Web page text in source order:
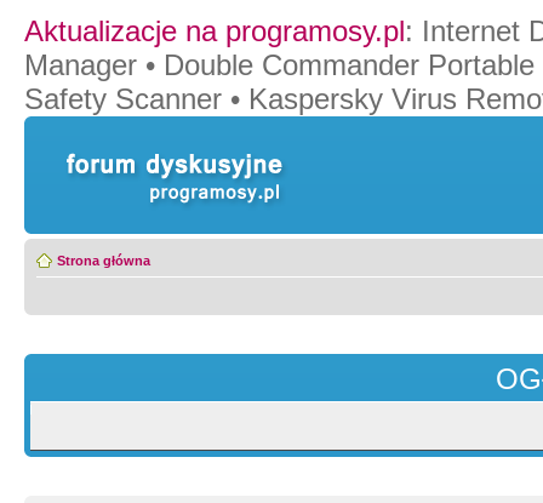
Aktualizacje na programosy.pl: Internet
Manager • Double Commander Portable
Safety Scanner • Kaspersky Virus
Strona główna